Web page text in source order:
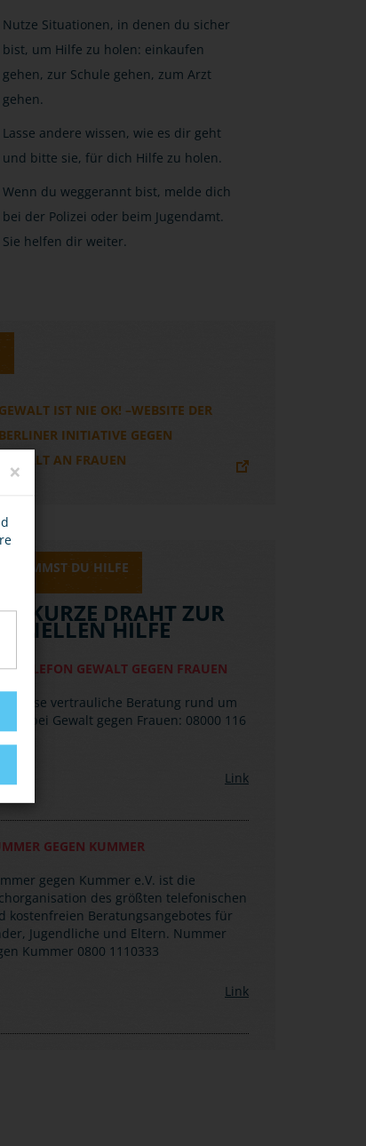
Nutze Situationen, in denen du sicher
bist, um Hilfe zu holen: einkaufen
gehen, zur Schule gehen, zum Arzt
gehen.
Lasse andere wissen, wie es dir geht
und bitte sie, für dich Hilfe zu holen.
Wenn du weggerannt bist, melde dich
bei der Polizei oder beim Jugendamt.
Sie helfen dir weiter.
GEWALT IST NIE OK! –WEBSITE DER
BERLINER INITIATIVE GEGEN
GEWALT AN FRAUEN
BEKOMMST DU HILFE
KURZE DRAHT ZUR
HILFE
GEWALT GEGEN FRAUEN
vertrauliche Beratung rund um
Uhr bei Gewalt gegen Frauen: 08000 116
Link
GEGEN KUMMER
gegen Kummer e.V. ist die
des größten telefonischen
kostenfreien Beratungsangebotes für
Jugendliche und Eltern. Nummer
Kummer 0800 1110333
Link
×